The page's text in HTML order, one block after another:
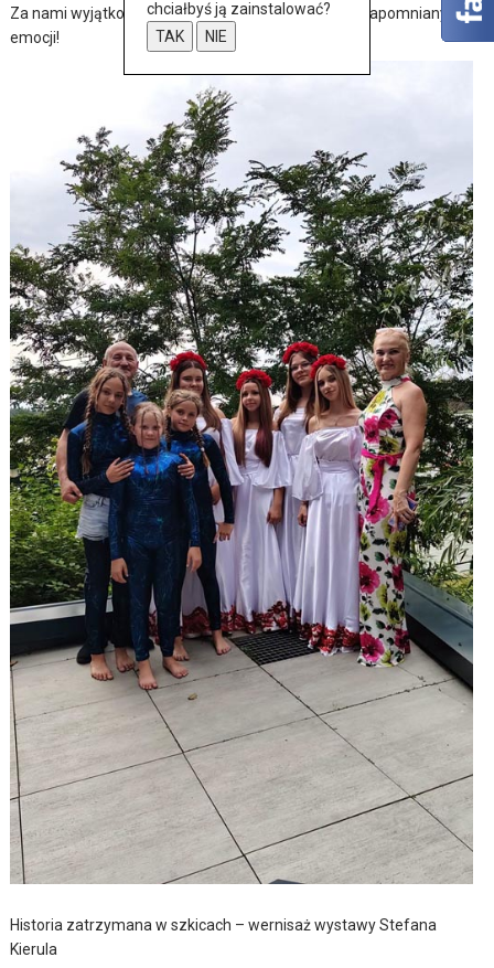
Za nami wyjątkowy dzień pełen muzyki, tańca i niezapomnianych
emocji!
Historia zatrzymana w szkicach – wernisaż wystawy Stefana
Kierula
chciałbyś ją zainstalować?
TAK
NIE